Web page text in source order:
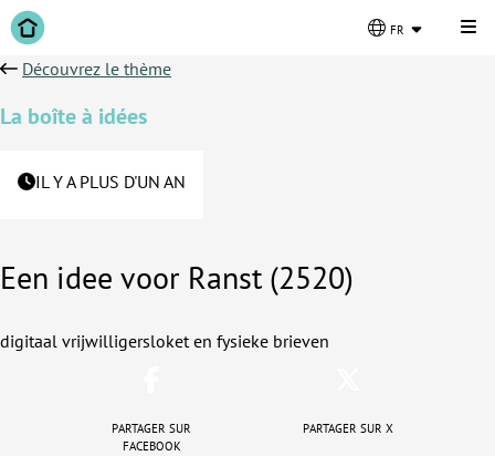
fr
Découvrez le thème
La boîte à idées
IL Y A PLUS D'UN AN
Een idee voor Ranst (2520)
digitaal vrijwilligersloket en fysieke brieven
Partager sur
Facebook
Partager sur X